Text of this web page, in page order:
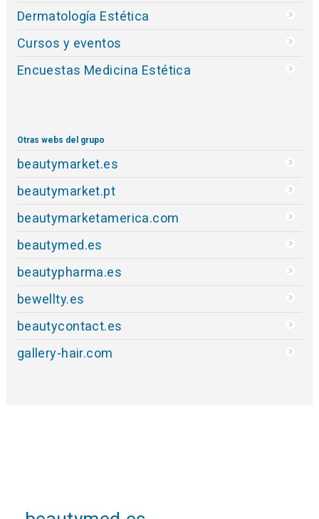
Dermatología Estética
Cursos y eventos
Encuestas Medicina Estética
Otras webs del grupo
beautymarket.es
beautymarket.pt
beautymarketamerica.com
beautymed.es
beautypharma.es
bewellty.es
beautycontact.es
gallery-hair.com